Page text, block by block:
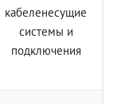
кабеленесущие
системы и
подключения